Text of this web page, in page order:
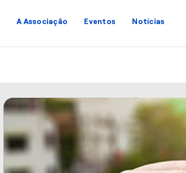
A Associação Eventos Notícias